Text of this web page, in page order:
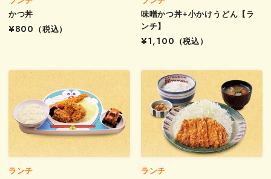
かつ丼
¥800
（税込）
味噌かつ丼+小かけうどん【ラ
ンチ】
¥1,100
（税込）
ランチ
ランチ